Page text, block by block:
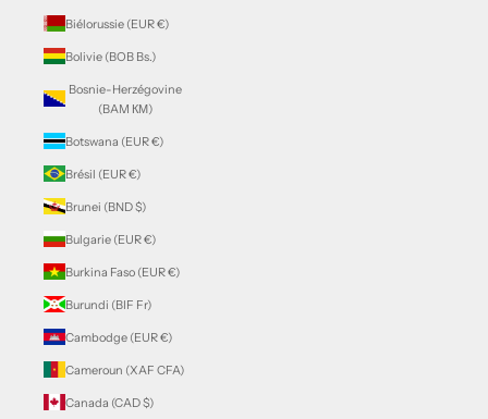
Biélorussie (EUR €)
Bolivie (BOB Bs.)
Bosnie-Herzégovine
(BAM КМ)
Botswana (EUR €)
Brésil (EUR €)
Brunei (BND $)
Bulgarie (EUR €)
Burkina Faso (EUR €)
Burundi (BIF Fr)
Cambodge (EUR €)
Cameroun (XAF CFA)
Canada (CAD $)